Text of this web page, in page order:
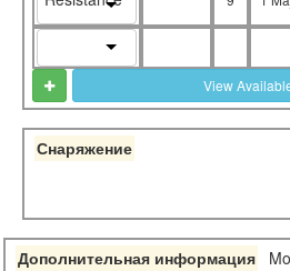
View
Снаряжение
Дополнительная информация